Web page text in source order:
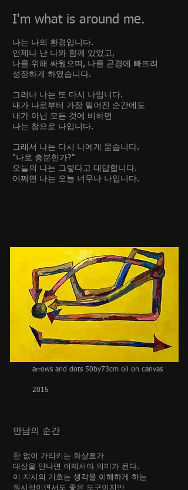
I'm what is around me.
나는 나의 환경입니다.
언제나 난 나와 함께 있었고,
나를 위해 싸웠으며, 나를 곤경에 빠뜨려
성장하게 하였습니다.
그러나 나는 또 다시 나입니다.
내가 나로부터 가장 멀어진 순간에도
내가 아닌 모든 것에 비하면
나는 참으로 나입니다.
그래서 나는 다시 나에게 묻습니다.
"나로 충분한가?"
오늘의 나는 그렇다고 대답합니다.
어쩌면 나는 오늘 너무나 나입니다.
arrows and dots 50by73cm oil on canvas
2015
만남의 순간
한 없이 가리키는 화살표가
대상을 만나면 이제서야 의미가 된다.
이 지시의 기호는 생각을 이해하게 하는
원시적이면서도 좋은 도구이지만